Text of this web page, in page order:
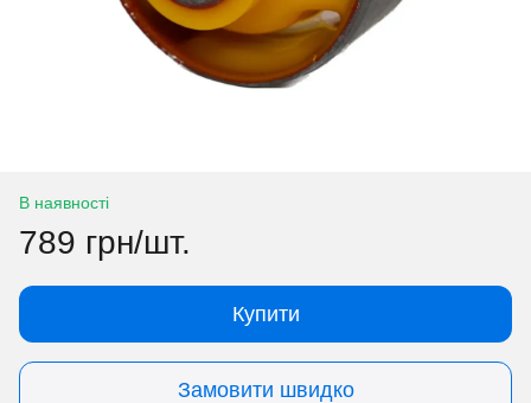
В наявності
789 грн/шт.
Купити
Замовити швидко